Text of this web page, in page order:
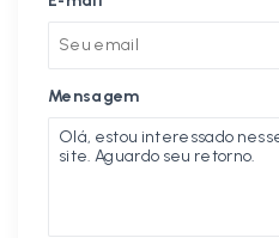
Mensagem